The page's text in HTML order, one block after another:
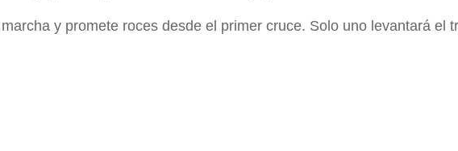
y promete roces desde el primer cruce. Solo uno levantará el